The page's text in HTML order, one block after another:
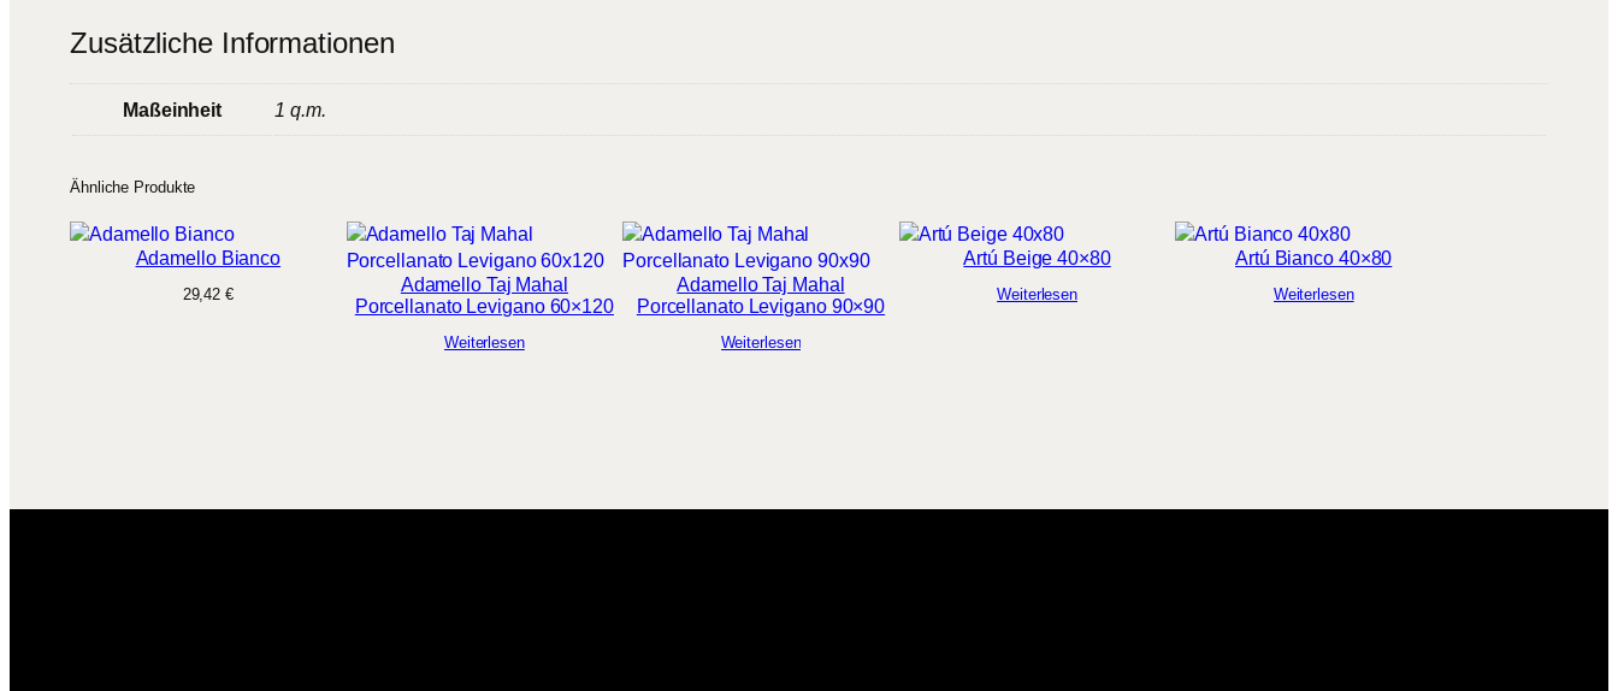
Zusätzliche Informationen
Maßeinheit 1 q.m.
Ähnliche Produkte
Adamello Bianco
29,42€
Adamello Taj Mahal
Porcellanato Levigano 60×120
Weiterlesen
Adamello Taj Mahal
Porcellanato Levigano 90×90
Weiterlesen
Artú Beige 40×80
Weiterlesen
Artú Bianco 40×80
Weiterlesen